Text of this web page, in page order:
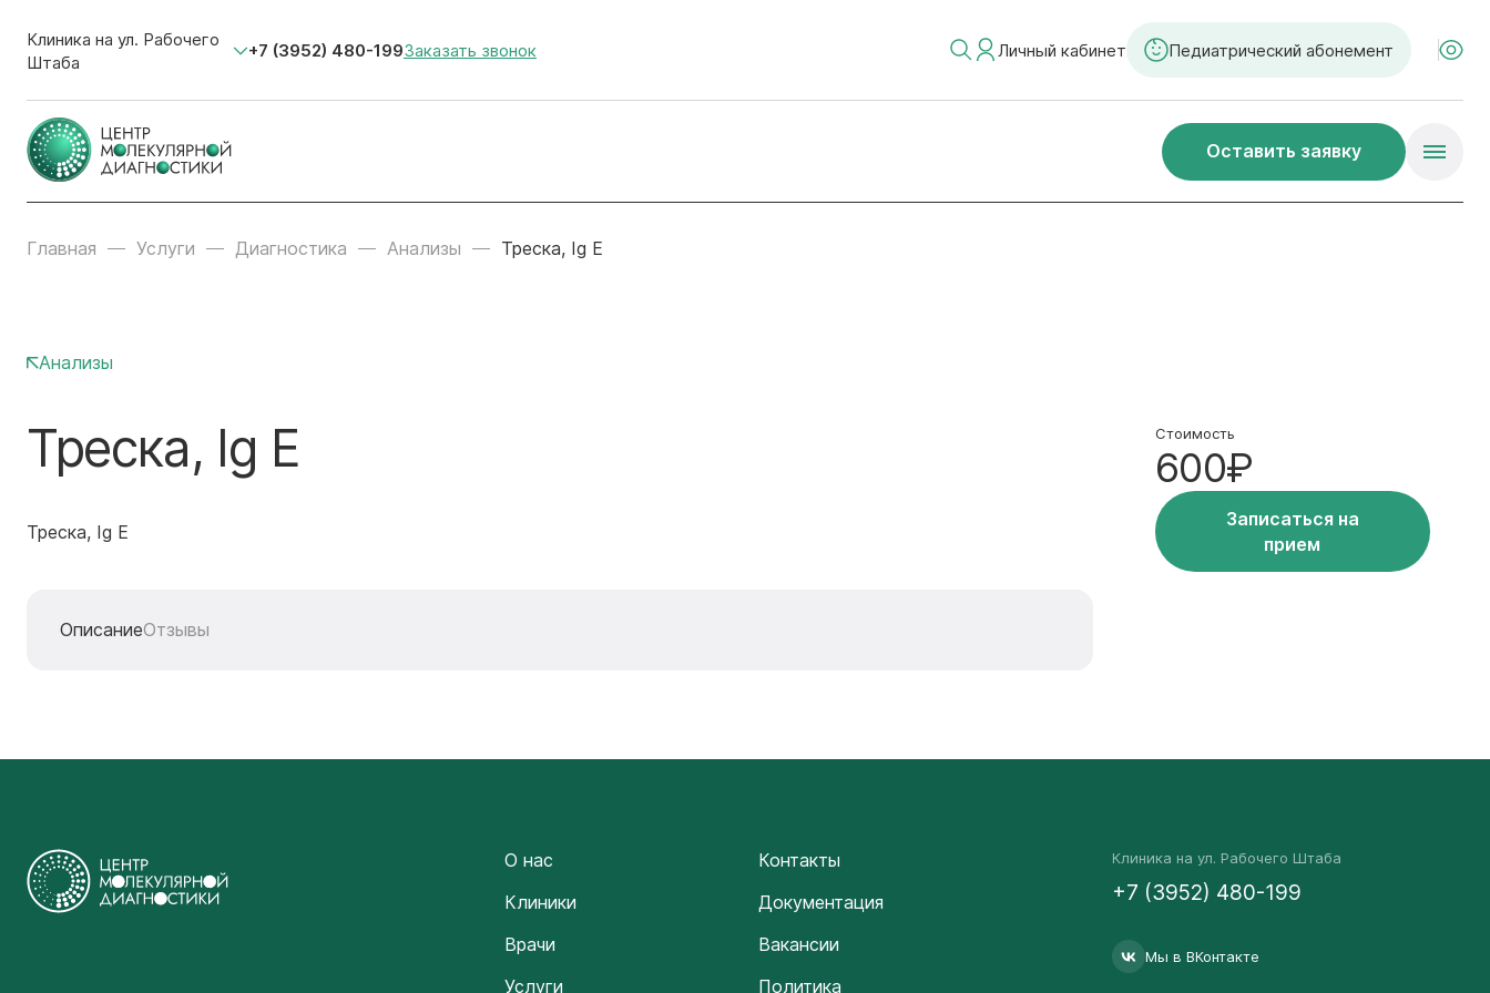
Клиника на ул. Рабочего
Штаба
+7 (3952) 480-199Заказать звонок Личный кабинет Педиатрический абонемент
Оставить заявку
Главная Услуги Диагностика Анализы Треска, Ig E
Анализы
Треска, Ig E
Треска, Ig E
ОписаниеОтзывы
Стоимость
600₽
Записаться на
прием
О нас
Клиники
Врачи
Услуги
Контакты
Документация
Вакансии
Политика
Клиника на ул. Рабочего Штаба
+7 (3952) 480-199
Мы в ВКонтакте